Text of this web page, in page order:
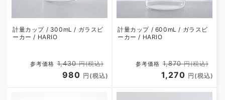
計量カップ / 300mL / ガラスビ
ーカー / HARIO
Regular
参考価格 1,430円(税込)
980 円(税込)
計量カップ / 600mL / ガラスビ
ーカー / HARIO
Regular
参考価格 1,870円(税込)
1,270 円(税込)